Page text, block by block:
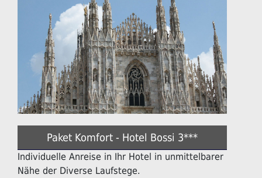
Paket Komfort - Hotel Bossi 3***
Individuelle Anreise in Ihr Hotel in unmittelbarer
Nähe der Diverse Laufstege.